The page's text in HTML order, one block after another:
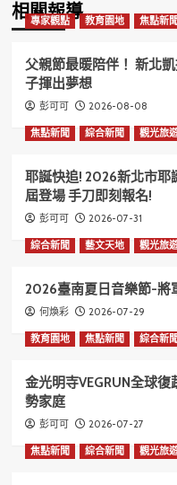
相關報導
專家觀點 教育園地 焦點新聞
父親節最暖陪伴！ 新北
子揮出夢想
彭可可 2026-08-08
焦點新聞 綜合新聞 觀光旅
耶誕快追! 2026新北市
屆登場 手刀即刻報名!
彭可可 2026-07-31
綜合新聞 藝文天地 觀光旅
2026臺南夏日音樂節-將
何煥彩 2026-07-29
教育園地 焦點新聞 綜合新聞
金光明寺VEGRUN全球
勢家庭
彭可可 2026-07-27
焦點新聞 綜合新聞 觀光旅